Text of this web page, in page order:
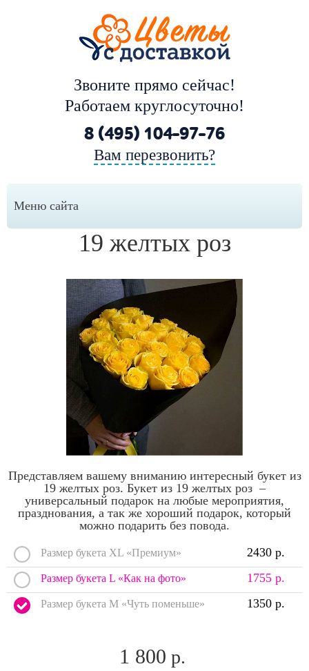
Звоните прямо сейчас!
Работаем круглосуточно!
8 (495) 104-97-76
Вам перезвонить?
Меню сайта
19 желтых роз
Представляем вашему вниманию интересный букет из
19 желтых роз. Букет из 19 желтых роз –
универсальный подарок на любые мероприятия,
празднования, а так же хороший подарок, который
можно подарить без повода.
Размер букета XL «Премиум» 2430 р.
Размер букета L «Как на фото» 1755 р.
Размер букета M «Чуть поменьше» 1350 р.
1 800 р.